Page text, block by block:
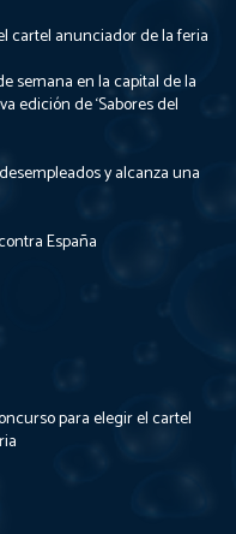
cartel anunciador de la feria
semana en la capital de la
edición de ‘Sabores del
y alcanza una
España
para elegir el cartel